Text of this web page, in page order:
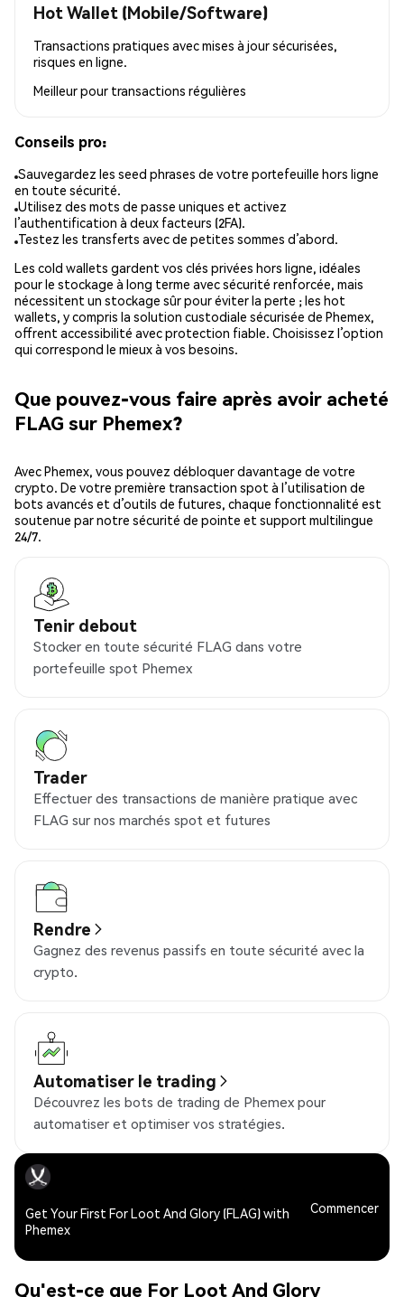
Hot Wallet (Mobile/Software)
Transactions pratiques avec mises à jour sécurisées,
risques en ligne.
Meilleur pour transactions régulières
Conseils pro:
Sauvegardez les seed phrases de votre portefeuille hors ligne
en toute sécurité.
Utilisez des mots de passe uniques et activez
l’authentification à deux facteurs (2FA).
Testez les transferts avec de petites sommes d’abord.
Les cold wallets gardent vos clés privées hors ligne, idéales
pour le stockage à long terme avec sécurité renforcée, mais
nécessitent un stockage sûr pour éviter la perte ; les hot
wallets, y compris la solution custodiale sécurisée de Phemex,
offrent accessibilité avec protection fiable. Choisissez l’option
qui correspond le mieux à vos besoins.
Que pouvez-vous faire après avoir acheté
FLAG sur Phemex?
Avec Phemex, vous pouvez débloquer davantage de votre
crypto. De votre première transaction spot à l’utilisation de
bots avancés et d’outils de futures, chaque fonctionnalité est
soutenue par notre sécurité de pointe et support multilingue
24/7.
Tenir debout
Stocker en toute sécurité FLAG dans votre
portefeuille spot Phemex
Trader
Effectuer des transactions de manière pratique avec
FLAG sur nos marchés spot et futures
Rendre
Gagnez des revenus passifs en toute sécurité avec la
crypto.
Automatiser le trading
Découvrez les bots de trading de Phemex pour
automatiser et optimiser vos stratégies.
Get Your First For Loot And Glory (FLAG) with
Phemex
Commencer
Qu'est-ce que For Loot And Glory